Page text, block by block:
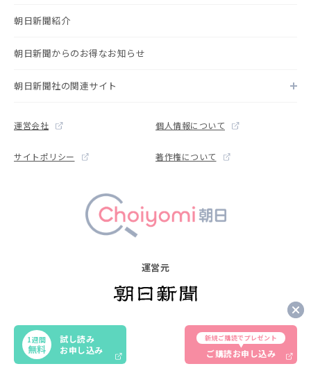
1週間
無料
試し読み
お申し込み
新規ご購読でプレゼント
ご購読お申し込み
運営元
朝日新聞紹介
朝日新聞からのお得なお知らせ
朝日新聞社の関連サイト
運営会社 個人情報について
サイトポリシー 著作権について
Copyright © The Asahi Shimbun Company. All rights reserved.
Noreproduction or republication without written permission.